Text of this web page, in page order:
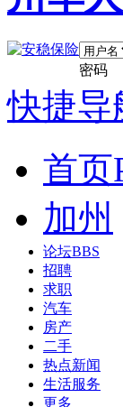
密码
快捷导
首页
加州
论坛BBS
招聘
求职
汽车
房产
二手
热点新闻
生活服务
更多